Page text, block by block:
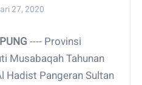
27, 2020
---- Provinsi
Musabaqah Tahunan
Hadist Pangeran Sultan